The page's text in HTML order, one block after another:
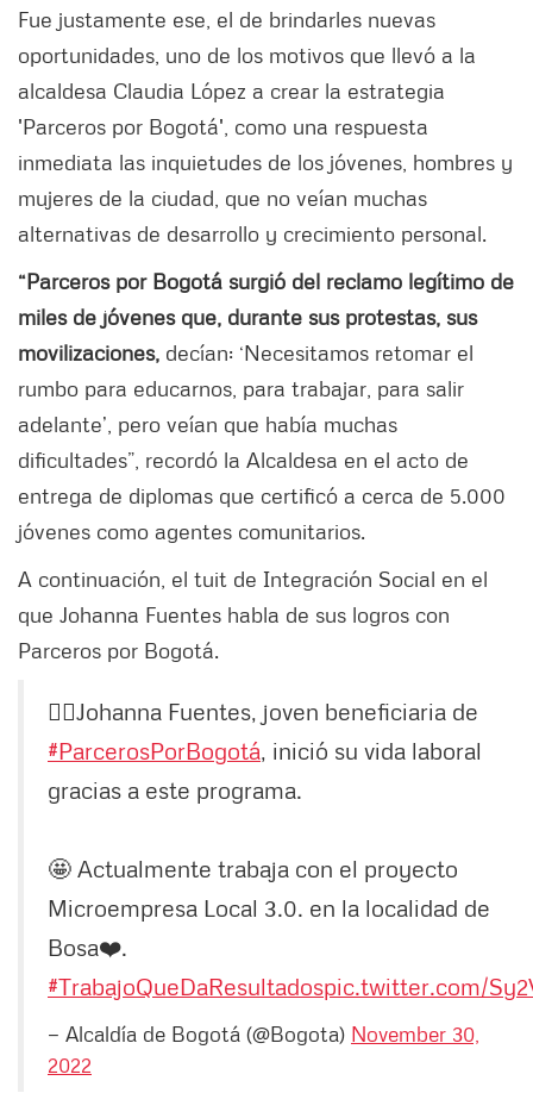
Fue justamente ese, el de brindarles nuevas
oportunidades, uno de los motivos que llevó a la
alcaldesa Claudia López a crear la estrategia
'Parceros por Bogotá', como una respuesta
inmediata las inquietudes de los jóvenes, hombres y
mujeres de la ciudad, que no veían muchas
alternativas de desarrollo y crecimiento personal.
“Parceros por Bogotá surgió del reclamo legítimo de
miles de jóvenes que, durante sus protestas, sus
movilizaciones, decían: ‘Necesitamos retomar el
rumbo para educarnos, para trabajar, para salir
adelante’, pero veían que había muchas
dificultades”, recordó la Alcaldesa en el acto de
entrega de diplomas que certificó a cerca de 5.000
jóvenes como agentes comunitarios.
A continuación, el tuit de Integración Social en el
que Johanna Fuentes habla de sus logros con
Parceros por Bogotá.
🙋‍♀️Johanna Fuentes, joven beneficiaria de
#ParcerosPorBogotá, inició su vida laboral
gracias a este programa.
🤩 Actualmente trabaja con el proyecto
Microempresa Local 3.0. en la localidad de
Bosa❤️.
#TrabajoQueDaResultadospic.twitter.com/
— Alcaldía de Bogotá (@Bogota) November 30,
2022